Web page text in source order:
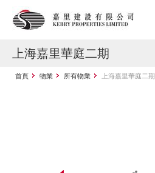
上海嘉里華庭二期
首頁 物業 所有物業 上海嘉里華庭二期